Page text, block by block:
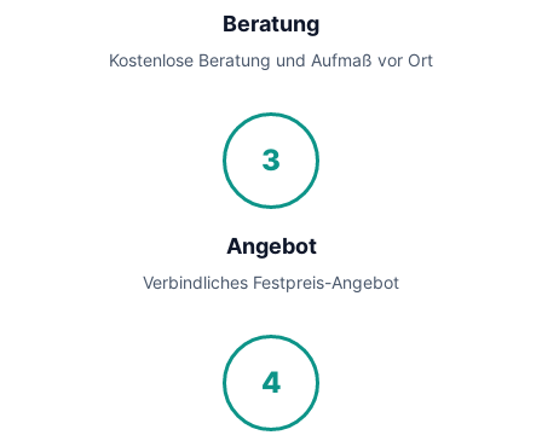
Beratung
Kostenlose Beratung und Aufmaß vor Ort
3
Angebot
Verbindliches Festpreis-Angebot
4